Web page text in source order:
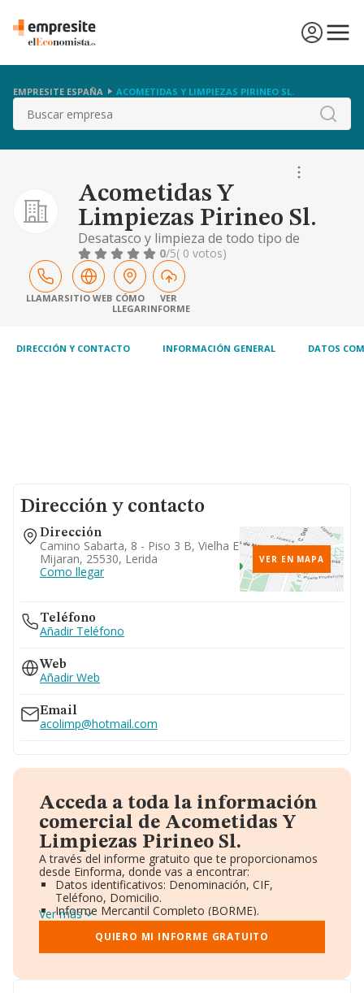
EMPRESITE ESPAÑA ACOMETIDAS Y LIMPIEZAS PIRINEO SL.
Buscar
Acometidas Y
Limpiezas Pirineo Sl.
Desatasco y limpieza de todo tipo de
tuberías, fosas sépticas, depuradoras, filtros
de piscinas y depósitos de agua, de gas-oil y
fuel. limpieza de pavimentos, fachadas,
sifones y pozos. limpieza y mantenimiento
de todo tipo de sistemas de saneamiento
transpo.
0/5( 0 votos)
LLAMARSITIO WEB CÓMO
LLEGAR
VER
INFORME
DIRECCIÓN Y CONTACTO INFORMACIÓN GENERAL DATOS
Dirección y contacto
Dirección
Camino Sabarta, 8 - Piso 3 B, Vielha E
Mijaran, 25530, Lerida
Como llegar
VER EN MAPA
Teléfono
Añadir Teléfono
Web
Añadir Web
Email
acolimp@hotmail.com
Acceda a toda la información
comercial de Acometidas Y
Limpiezas Pirineo Sl.
A través del informe gratuito que te proporcionamos
desde Einforma, donde vas a encontrar:
Datos identificativos: Denominación, CIF,
Teléfono, Domicilio.
Informe Mercantil Completo (BORME).
Gráficos de Evolución Ventas y Empleados.
Consejo de Administración y Administradores.
Directivos y Ejecutivos.
Ver más
QUIERO MI INFORME GRATUITO